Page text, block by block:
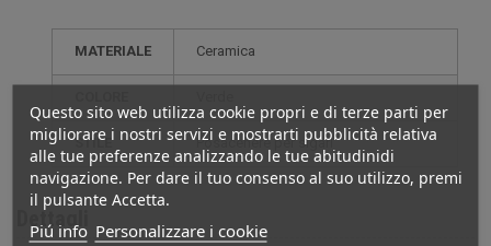
Questo sito web utilizza cookie propri e di terze parti per
migliorare i nostri servizi e mostrarti pubblicità relativa
alle tue preferenze analizzando le tue abitudinidi
navigazione. Per dare il tuo consenso al suo utilizzo, premi
il pulsante Accetta.
Piú info Personalizzare i cookie
MATERIALE Ceramica
STILE posacenere per sigari
Dettagli